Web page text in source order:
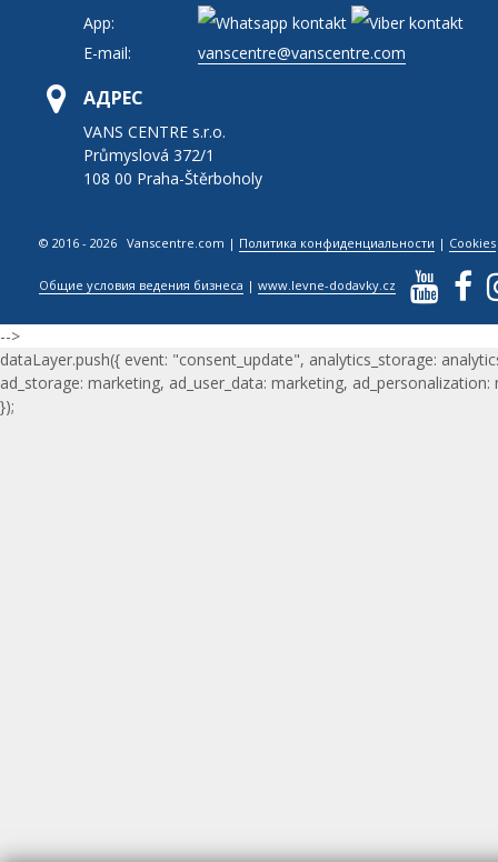
App:
E-mail:
vanscentre@vanscentre.com
АДРЕС
VANS CENTRE s.r.o.
Průmyslová 372/1
108 00 Praha-Štěrboholy
© 2016 - 2026 Vanscentre.com | Политика конфиденциальности | Cookies
Общие условия ведения бизнеса |www.levne-dodavky.cz
-->
dataLayer.push({ event: "consent_update", analytics_storage:
ad_storage: marketing, ad_user_data: marketing, ad_personalization:
});